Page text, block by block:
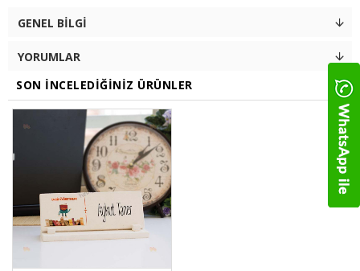
GENEL BILGI
YORUMLAR
SON İNCELEDIĞINIZ ÜRÜNLER